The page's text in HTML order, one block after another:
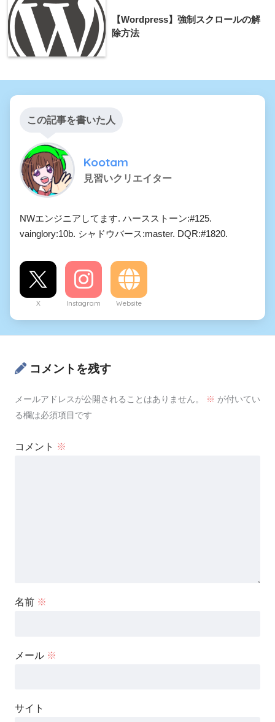
【Wordpress】強制スクロールの解
除方法
この記事を書いた人
Kootam
見習いクリエイター
NWエンジニアしてます. ハースストーン:#125.
vainglory:10b. シャドウバース:master. DQR:#1820.
X Instagram Website
コメントを残す
メールアドレスが公開されることはありません。 ※ が付いてい
る欄は必須項目です
コメント ※
名前 ※
メール ※
サイト